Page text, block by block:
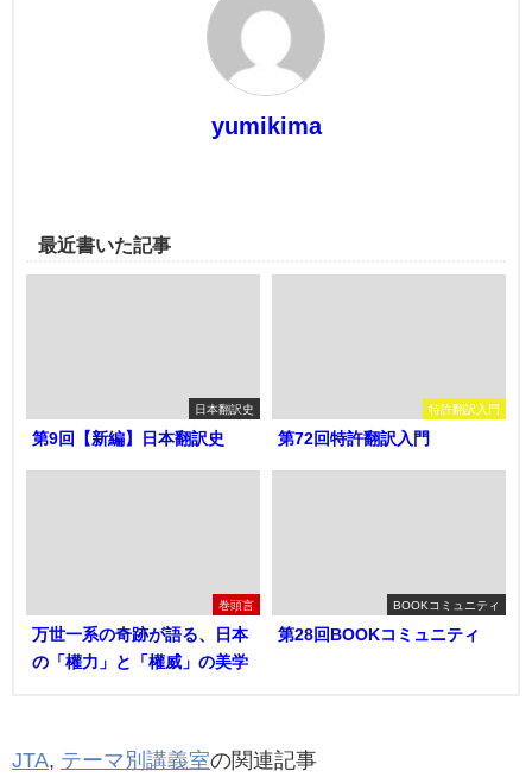
yumikima
最近書いた記事
日本翻訳史
第9回【新編】日本翻訳史
特許翻訳入門
第72回特許翻訳入門
巻頭言
万世一系の奇跡が語る、日本
の「權力」と「權威」の美学
BOOKコミュニティ
第28回BOOKコミュニティ
JTA テーマ別講義室の関連記事